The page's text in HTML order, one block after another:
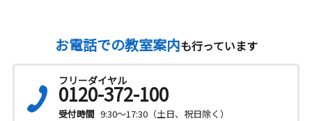
お電話での教室案内も行っています
フリーダイヤル
0120-372-100
受付時間 9:30～17:30（土日、祝日除く）